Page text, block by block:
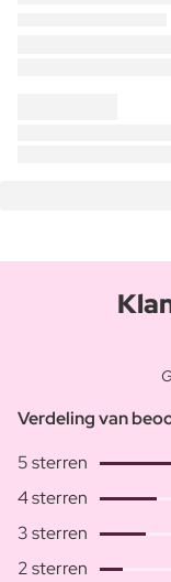
Verdeling van
5 sterren
4 sterren
3 sterren
2 sterren